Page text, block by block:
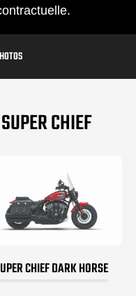
CHIEF
CHIEF DARK HORSE